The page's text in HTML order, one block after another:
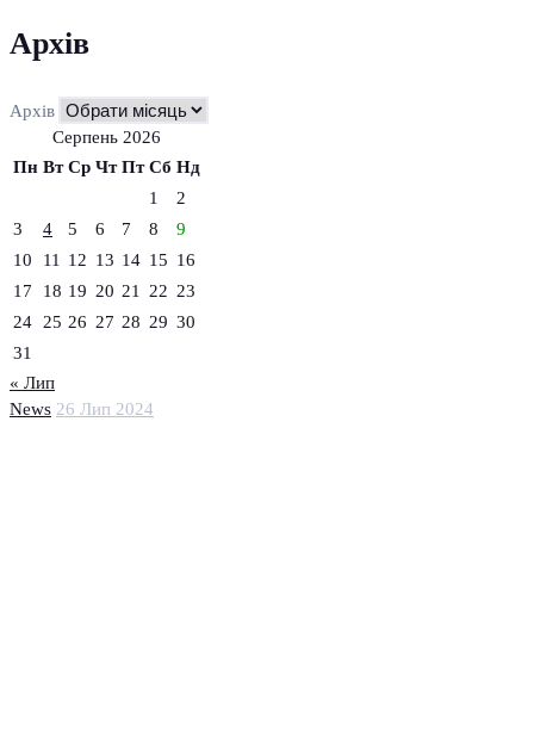
News 26 Лип 2024
Архів
Архів
Серпень 2026
Пн Вт Ср Чт Пт Сб Нд
1
2
3
4 5 6 7 8
9
10
11 12 13 14 15 16
17
18 19 20 21 22 23
24
25 26 27 28 29 30
31
« Лип